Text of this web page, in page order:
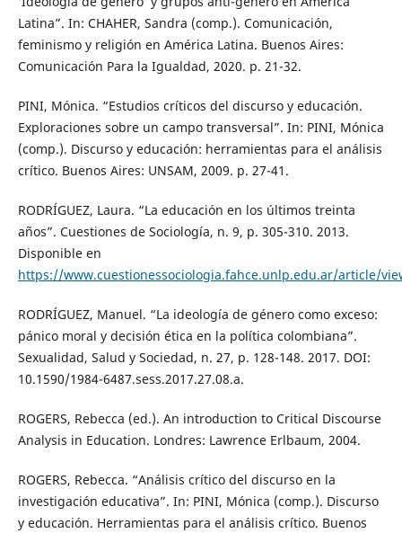
Latina”. In: CHAHER, Sandra (comp.). Comunicación,
feminismo y religión en América Latina. Buenos Aires:
Comunicación Para la Igualdad, 2020. p. 21-32.
PINI, Mónica. “Estudios críticos del discurso y educación.
Exploraciones sobre un campo transversal”. In: PINI, Mónica
(comp.). Discurso y educación: herramientas para el análisis
crítico. Buenos Aires: UNSAM, 2009. p. 27-41.
RODRÍGUEZ, Laura. “La educación en los últimos treinta
años”. Cuestiones de Sociología, n. 9, p. 305-310. 2013.
Disponible en
https://www.cuestionessociologia.fahce.unlp.edu.ar/article/
RODRÍGUEZ, Manuel. “La ideología de género como exceso:
pánico moral y decisión ética en la política colombiana”.
Sexualidad, Salud y Sociedad, n. 27, p. 128-148. 2017. DOI:
10.1590/1984-6487.sess.2017.27.08.a.
ROGERS, Rebecca (ed.). An introduction to Critical Discourse
Analysis in Education. Londres: Lawrence Erlbaum, 2004.
ROGERS, Rebecca. “Análisis crítico del discurso en la
investigación educativa”. In: PINI, Mónica (comp.). Discurso
y educación. Herramientas para el análisis crítico. Buenos